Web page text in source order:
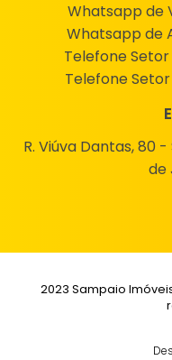
Whatsapp de
Whatsapp de
Telefone Setor
Telefone
R. Viúva Dantas, 80
de
2023 Sampaio